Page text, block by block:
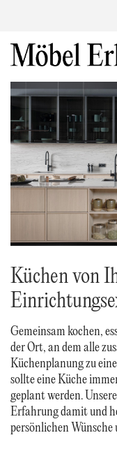
Küchen von
Gemeinsam kochen,
der Ort, an dem alle
Küchenplanung zu
sollte eine Küche
geplant werden.
Erfahrung damit und
persönlichen